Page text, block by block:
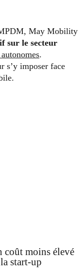
May Mobility
sur le secteur
.
s’y imposer face
coût moins élevé
start-up